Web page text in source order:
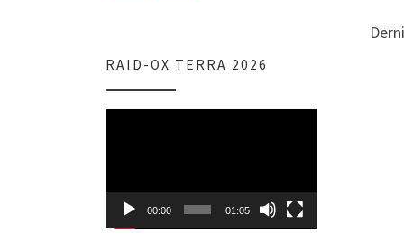
RAID-OX TERRA 2026
00:00 01:05